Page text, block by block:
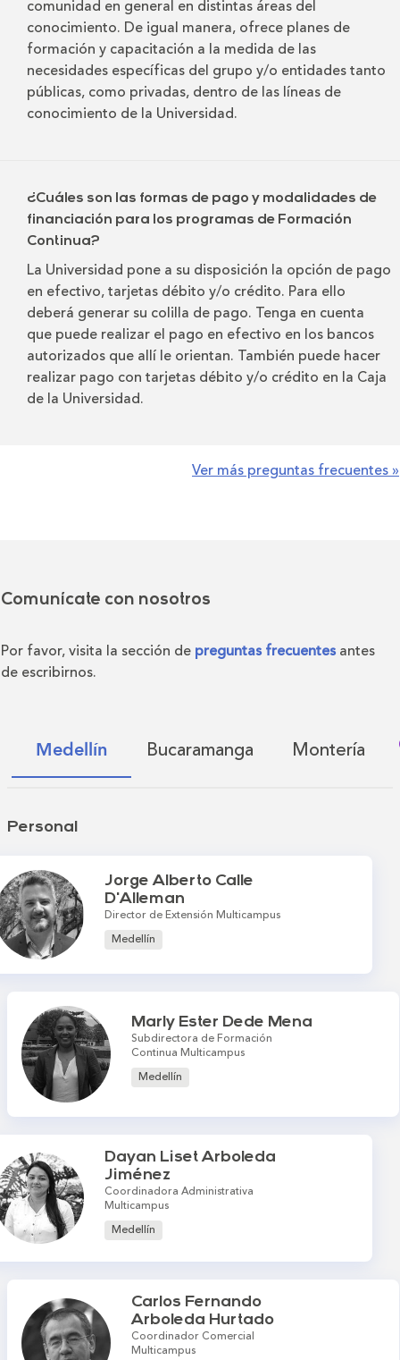
comunidad en general en distintas áreas del
conocimiento. De igual manera, ofrece planes de
formación y capacitación a la medida de las
necesidades específicas del grupo y/o entidades tanto
públicas, como privadas, dentro de las líneas de
conocimiento de la Universidad.
¿Cuáles son las formas de pago y modalidades de
financiación para los programas de Formación
Continua?
La Universidad pone a su disposición la opción de pago
en efectivo, tarjetas débito y/o crédito. Para ello
deberá generar su colilla de pago. Tenga en cuenta
que puede realizar el pago en efectivo en los bancos
autorizados que allí le orientan. También puede hacer
realizar pago con tarjetas débito y/o crédito en la Caja
de la Universidad.
Ver más preguntas frecuentes »
Comunícate con nosotros
Por favor, visita la sección de preguntas frecuentes antes
de escribirnos.
Medellín Bucaramanga Montería
Personal
Jorge Alberto Calle
D'Alleman
Director de Extensión Multicampus
Medellín
Marly Ester Dede Mena
Subdirectora de Formación
Continua Multicampus
Medellín
Dayan Liset Arboleda
Jiménez
Coordinadora Administrativa
Multicampus
Medellín
Carlos Fernando
Arboleda Hurtado
Coordinador Comercial
Multicampus